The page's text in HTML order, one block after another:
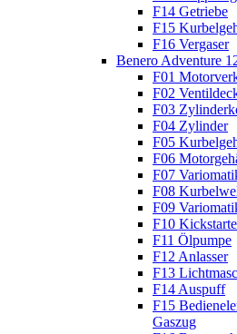
F14 Getriebe
F15
F16 Vergaser
Benero Adventure
F01
F02
F03
F04 Zylinder
F05
F06
F07
F08
F09
F10
F11 Ölpumpe
F12 Anlasser
F13
F14 Auspuff
F15
Gaszug